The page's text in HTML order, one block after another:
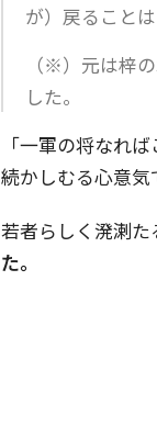
が）戻ること
（※）元は梓
した。
「一軍の将なれ
続かしむる心意気
若者らしく溌溂た
た。